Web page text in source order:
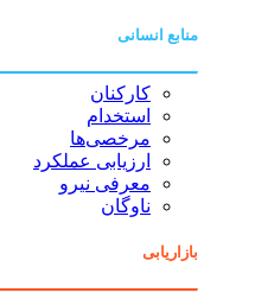
منابع انسانی
کارکنان
استخدام
مرخصی‌ها
ارزیابی عملکرد
معرفی نیرو
ناوگان
بازاریابی